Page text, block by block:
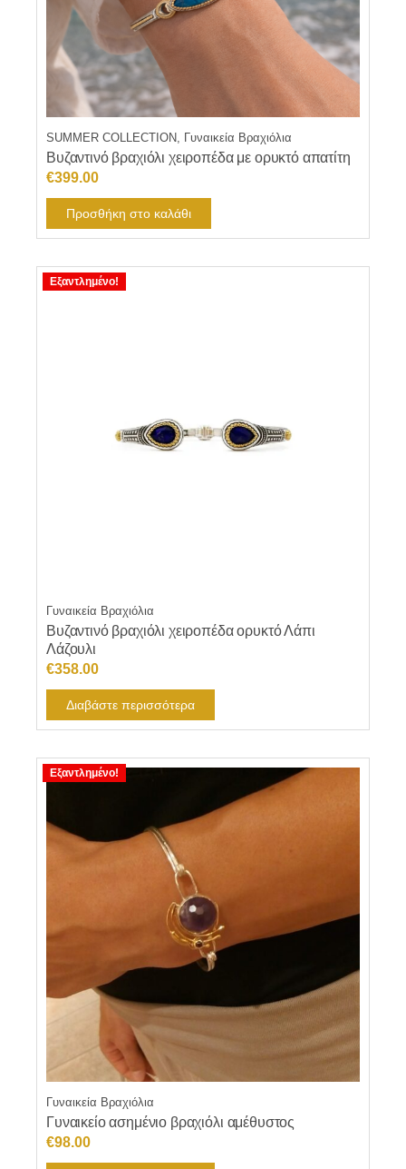
SUMMER COLLECTION, Γυναικεία Βραχιόλια
Βυζαντινό βραχιόλι χειροπέδα με ορυκτό απατίτη
€399.00
Προσθήκη στο καλάθι
Εξαντλημένο!
Γυναικεία Βραχιόλια
Βυζαντινό βραχιόλι χειροπέδα ορυκτό Λάπι
Λάζουλι
€358.00
Διαβάστε περισσότερα
Εξαντλημένο!
Γυναικεία Βραχιόλια
Γυναικείο ασημένιο βραχιόλι αμέθυστος
€98.00